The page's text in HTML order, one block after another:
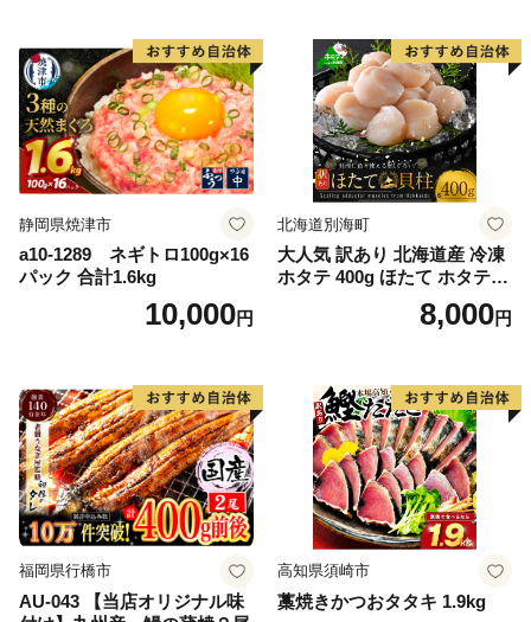
切り身 魚 わけあり
静岡県焼津市
a10-1289 ネギトロ100g×16
パック 合計1.6kg
10,000円
北海道別海町
大人気 訳あり 北海道産 冷凍
ホタテ 400g ほたて ホタテ
8,000円
福岡県行橋市
AU-043 【当店オリジナル味
高知県須崎市
藁焼きかつおタタキ 1.9kg